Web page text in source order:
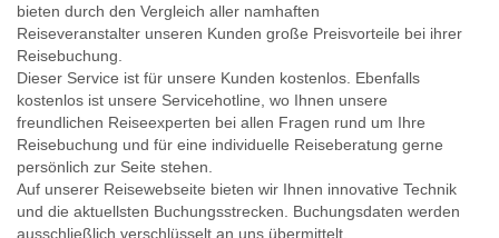
bieten durch den Vergleich aller namhaften
Reiseveranstalter unseren Kunden große Preisvorteile bei ihrer
Reisebuchung.
Dieser Service ist für unsere Kunden kostenlos. Ebenfalls
kostenlos ist unsere Servicehotline, wo Ihnen unsere
freundlichen Reiseexperten bei allen Fragen rund um Ihre
Reisebuchung und für eine individuelle Reiseberatung gerne
persönlich zur Seite stehen.
Auf unserer Reisewebseite bieten wir Ihnen innovative Technik
und die aktuellsten Buchungsstrecken. Buchungsdaten werden
ausschließlich verschlüsselt an uns übermittelt.